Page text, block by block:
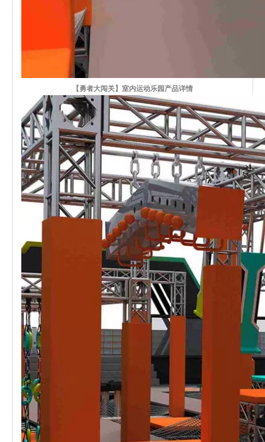
【勇者大闯关】室内运动乐园产品详情